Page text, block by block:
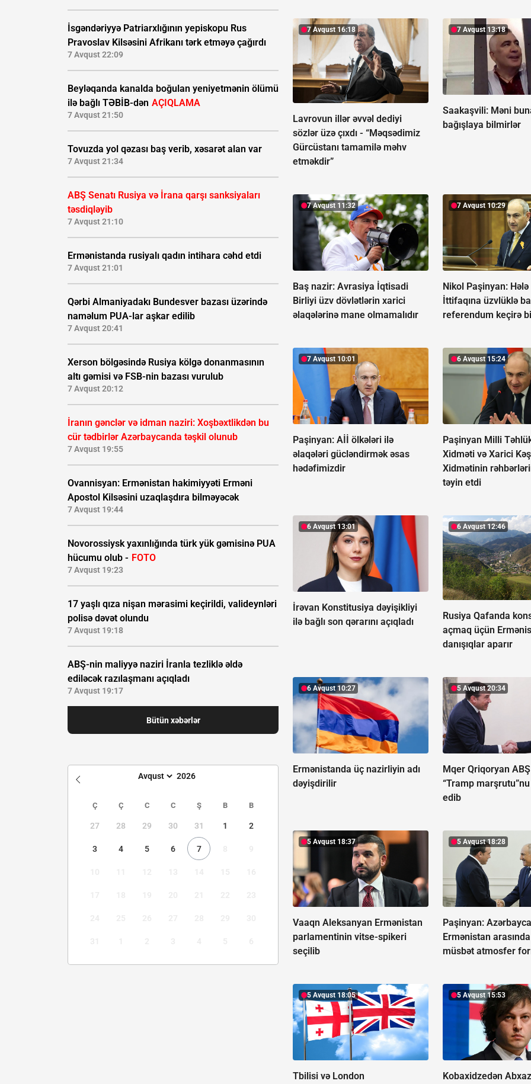
İsgəndəriyyə Patriarxlığının yepiskopu Rus
Pravoslav Kilsəsini Afrikanı tərk etməyə çağırdı
7 Avqust 22:09
Beyləqanda kanalda boğulan yeniyetmənin ölümü
ilə bağlı TƏBİB-dən AÇIQLAMA
7 Avqust 21:50
Tovuzda yol qəzası baş verib, xəsarət alan var
7 Avqust 21:34
ABŞ Senatı Rusiya və İrana qarşı sanksiyaları
təsdiqləyib
7 Avqust 21:10
Ermənistanda rusiyalı qadın intihara cəhd etdi
7 Avqust 21:01
Qərbi Almaniyadakı Bundesver bazası üzərində
naməlum PUA-lar aşkar edilib
7 Avqust 20:41
Xerson bölgəsində Rusiya kölgə donanmasının
altı gəmisi və FSB-nin bazası vurulub
7 Avqust 20:12
İranın gənclər və idman naziri: Xoşbəxtlikdən bu
cür tədbirlər Azərbaycanda təşkil olunub
7 Avqust 19:55
Ovannisyan: Ermənistan hakimiyyəti Erməni
Apostol Kilsəsini uzaqlaşdıra bilməyəcək
7 Avqust 19:44
Novorossiysk yaxınlığında türk yük gəmisinə PUA
hücumu olub - FOTO
7 Avqust 19:23
17 yaşlı qıza nişan mərasimi keçirildi, valideynləri
polisə dəvət olundu
7 Avqust 19:18
ABŞ-nin maliyyə naziri İranla tezliklə əldə
ediləcək razılaşmanı açıqladı
7 Avqust 19:17
Bütün xəbərlər
Ç Ç C C Ş B B
27 28 29 30 31 1 2
3 4 5 6 7
7 Avqust 16:18
Lavrovun illər əvvəl dediyi
sözlər üzə çıxdı - “Məqsədimiz
Gürcüstanı tamamilə məhv
etməkdir”
7 Avqust 13:18
Saakaşvili: Məni
bağışlaya bilmirlər
7 Avqust 11:32
Baş nazir: Avrasiya İqtisadi
Birliyi üzv dövlətlərin xarici
əlaqələrinə mane olmamalıdır
7 Avqust 10:29
Nikol Paşinyan:
İttifaqına üzvlüklə
referendum keçirə
7 Avqust 10:01
Paşinyan: Aİİ ölkələri ilə
əlaqələri gücləndirmək əsas
hədəfimizdir
6 Avqust 15:24
Paşinyan Milli
Xidməti və Xarici
Xidmətinin
təyin etdi
6 Avqust 13:01
İrəvan Konstitusiya dəyişikliyi
ilə bağlı son qərarını açıqladı
6 Avqust 12:46
Rusiya Qafanda
açmaq üçün
danışıqlar aparır
6 Avqust 10:27
Ermənistanda üç nazirliyin adı
dəyişdirilir
5 Avqust 20:34
Mqer Qriqoryan
“Tramp
edib
5 Avqust 18:37
Vaaqn Aleksanyan Ermənistan
parlamentinin vitse-spikeri
seçilib
5 Avqust 18:28
Paşinyan:
Ermənistan
müsbət atmosfer
5 Avqust 18:05
Tbilisi və London
5 Avqust 15:53
Kobaxidzedən